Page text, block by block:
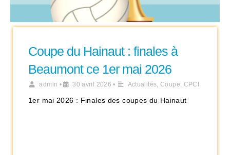
Coupe du Hainaut : finales à
Beaumont ce 1er mai 2026
admin • 30 avril 2026 • Actualités, Coupe, CPCI
1er mai 2026 : Finales des coupes du Hainaut